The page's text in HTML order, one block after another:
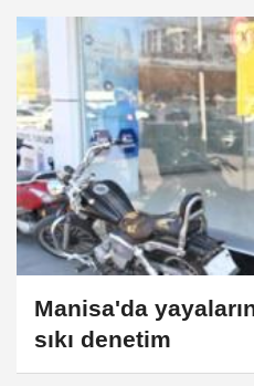
Manisa'da
sıkı denetim